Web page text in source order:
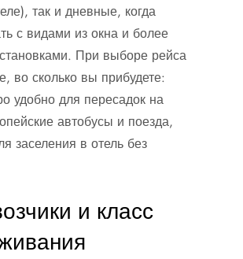
так и дневные, когда
с видами из окна и более
При выборе рейса
во сколько вы прибудете:
удобно для пересадок на
автобусы и поезда,
заселения в отель без
и класс